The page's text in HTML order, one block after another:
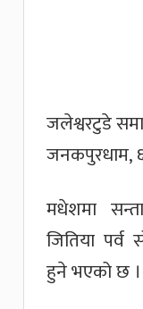
जलेश्वरटुडे
जनकपुरधाम,
मधेशमा
जितिया
हुने भएको छ ।